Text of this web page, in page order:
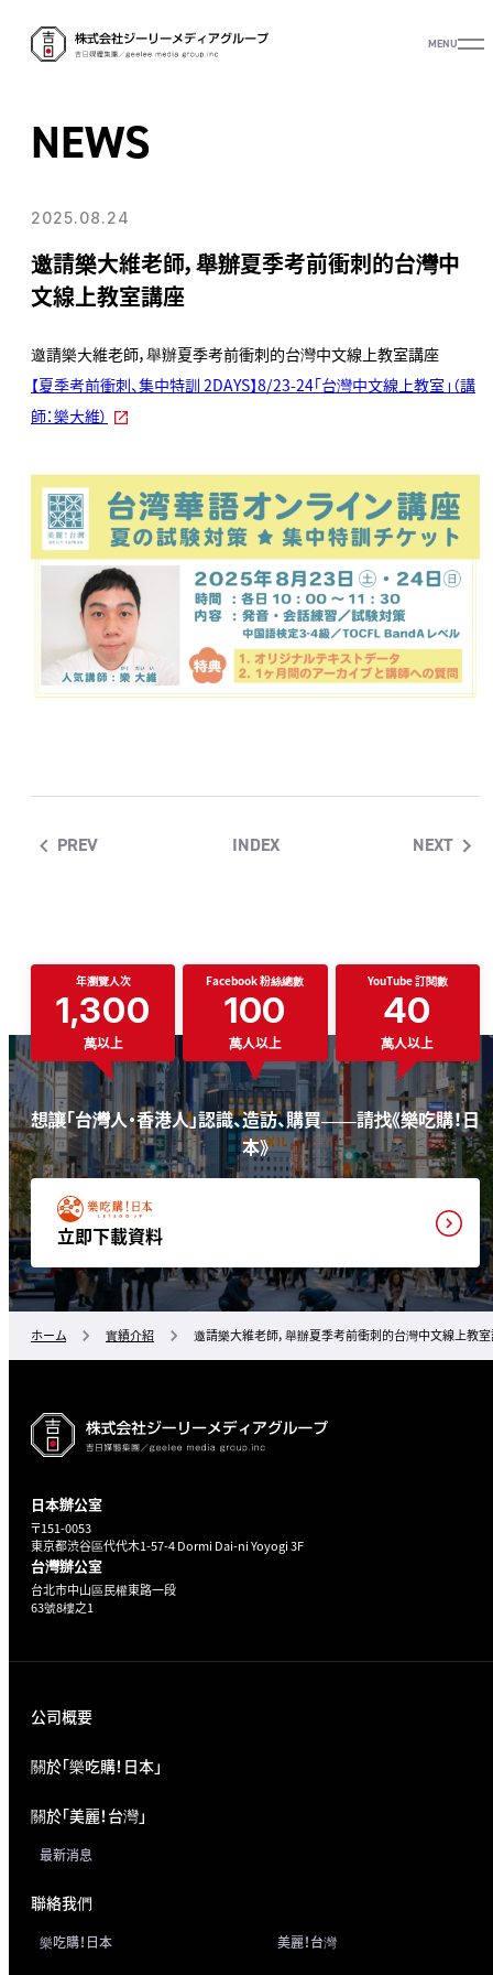
MENU
NEWS
2025.08.24
邀請樂大維老師，舉辦夏季考前衝刺的台灣中
文線上教室講座
邀請樂大維老師，舉辦夏季考前衝刺的台灣中文線上教室講座
【夏季考前衝刺、集中特訓 2DAYS】8/23-24「台灣中文線上教室」（講
師：樂大維）
PREV INDEX NEXT
想讓「台灣人・香港人」認識、造訪、購買——請找《樂吃購！日
本》
立即下載資料
年瀏覽人次
1,300
萬以上
Facebook 粉絲總數
100
萬人以上
YouTube 訂閱數
40
萬人以上
ホーム 實績介紹 邀請樂大維老師，舉辦夏季考前衝刺的台灣中文線上教
日本辦公室
〒151-0053
東京都渋谷區代代木1-57-4 Dormi Dai-ni Yoyogi 3F
台灣辦公室
台北市中山區民權東路一段
63號8樓之1
公司概要
關於「樂吃購！日本」
關於「美麗！台灣」
最新消息
聯絡我們
樂吃購！日本 美麗！台灣